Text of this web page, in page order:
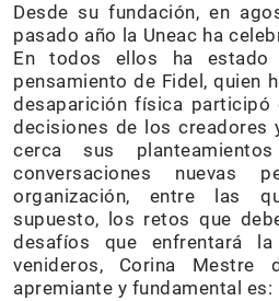
Desde su fundación, en
pasado año la Uneac ha
En todos ellos ha estado
pensamiento de Fidel, quien
desaparición física participó
decisiones de los creadores
cerca sus
conversaciones nuevas
organización, entre las
supuesto, los retos que
desafíos que enfrentará
venideros, Corina Mestre
apremiante y fundamental es: